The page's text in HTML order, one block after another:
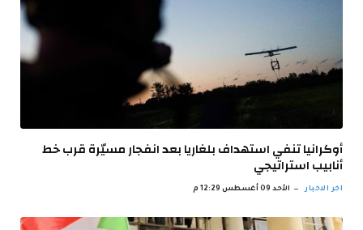
أوكرانيا تنفي استهداف بلغاريا بعد انفجار مسيّرة قرب خط
أنابيب استراتيجي
اخر الاخبار الأحد 09 أغسطس 12:29 م